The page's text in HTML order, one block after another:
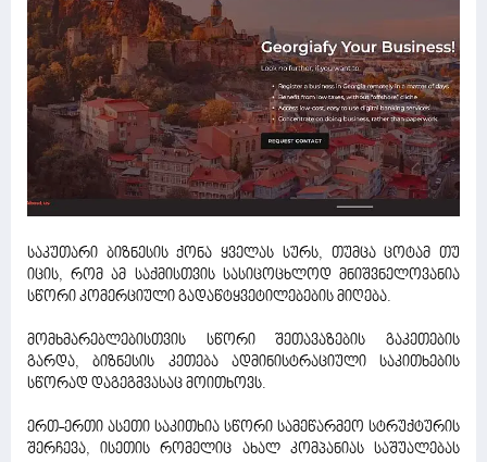
საკუთარი ბიზნესის ქონა ყველას სურს, თუმცა ცოტამ თუ
იცის, რომ ამ საქმისთვის სასიცოცხლოდ მნიშვნელოვანია
სწორი კომერციული გადაწტყვეტილებების მიღება.
მომხმარებლებისთვის სწორი შეთავაზების გაკეთების
გარდა, ბიზნესის კეთება ადმინისტრაციული საკითხების
სწორად დაგეგმვასაც მოითხოვს.
ერთ-ერთი ასეთი საკითხია სწორი სამეწარმეო სტრუქტურის
შერჩევა, ისეთის რომელიც ახალ კომპანიას საშუალებას